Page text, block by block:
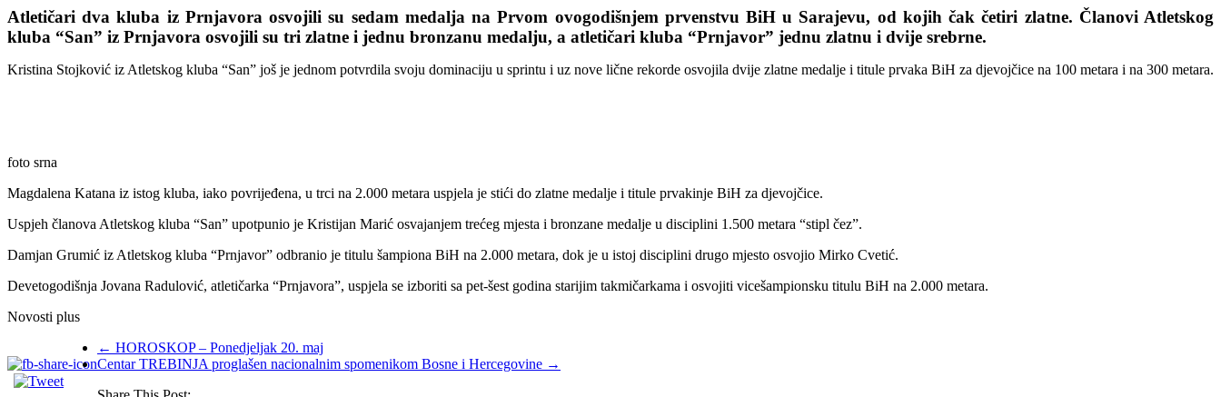
Atletičari dva kluba iz Prnjavora osvojili su sedam medalja na Prvom ovogodišnjem prvenstvu BiH u Sarajevu, od kojih čak četiri zlatne. Članovi Atletskog
kluba “San” iz Prnjavora osvojili su tri zlatne i jednu bronzanu medalju, a atletičari kluba “Prnjavor” jednu zlatnu i dvije srebrne.
Kristina Stojković iz Atletskog kluba “San” još je jednom potvrdila svoju dominaciju u sprintu i uz nove lične rekorde osvojila dvije zlatne medalje i titule prvaka BiH za djevojčice na 100 metara i na 300 metara.
foto srna
Magdalena Katana iz istog kluba, iako povrijeđena, u trci na 2.000 metara uspjela je stići do zlatne medalje i titule prvakinje BiH za djevojčice.
Uspjeh članova Atletskog kluba “San” upotpunio je Kristijan Marić osvajanjem trećeg mjesta i bronzane medalje u disciplini 1.500 metara “stipl čez”.
Damjan Grumić iz Atletskog kluba “Prnjavor” odbranio je titulu šampiona BiH na 2.000 metara, dok je u istoj disciplini drugo mjesto osvojio Mirko Cvetić.
Devetogodišnja Jovana Radulović, atletičarka “Prnjavora”, uspjela se izboriti sa pet-šest godina starijim takmičarkama i osvojiti vicešampionsku titulu BiH na 2.000 metara.
Novosti plus
← HOROSKOP – Ponedjeljak 20. maj
Centar TREBINJA proglašen nacionalnim spomenikom Bosne i Hercegovine →